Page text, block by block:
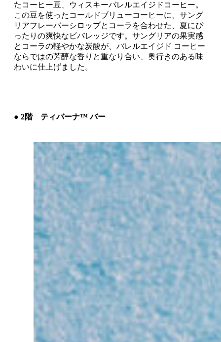
たコーヒー豆、ウィスキーバレルエイジドコーヒー。
この豆を使ったコールドブリューコーヒーに、サング
リアフレーバーシロップとコーラを合わせた、夏にぴ
ったりの爽快なビバレッジです。サングリアの果実感
とコーラの軽やかな炭酸が、バレルエイジド コーヒー
ならではの芳醇な香りと重なり合い、奥行きのある味
わいに仕上げました。
● 2階 ティバーナ™ バー